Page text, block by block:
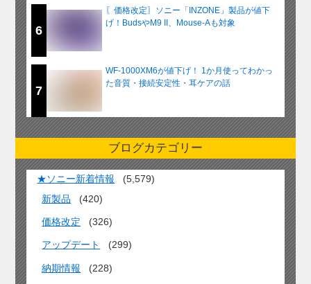
6
〖価格改定〗ソニー「INZONE」製品が値下
げ！BudsやM9 II、Mouse-Aも対象
7
WF-1000XM6が値下げ！ 1か月使ってわかっ
た音質・接続安定性・耳ケアの話
ブログカテゴリー
★ソニー新着情報
(5,579)
新製品
(420)
価格改定 (326)
アップデート (299)
納期情報 (228)